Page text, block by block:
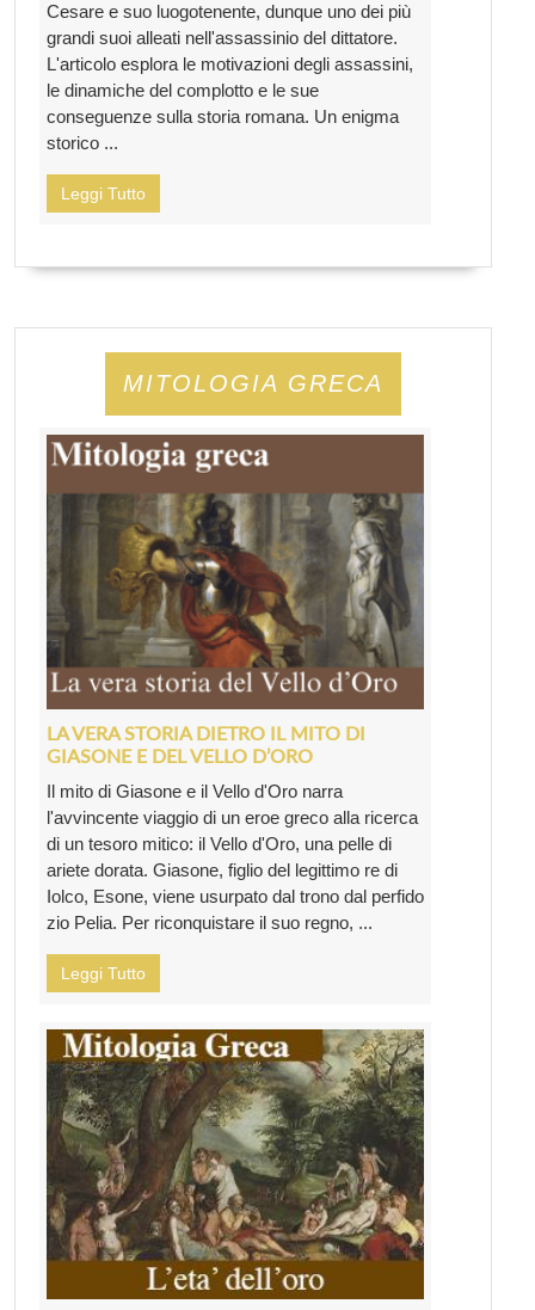
Cesare e suo luogotenente, dunque uno dei più
grandi suoi alleati nell'assassinio del dittatore.
L'articolo esplora le motivazioni degli assassini,
le dinamiche del complotto e le sue
conseguenze sulla storia romana. Un enigma
storico ...
Leggi Tutto
MITOLOGIA GRECA
LA VERA STORIA DIETRO IL MITO DI
GIASONE E DEL VELLO D’ORO
Il mito di Giasone e il Vello d'Oro narra
l'avvincente viaggio di un eroe greco alla ricerca
di un tesoro mitico: il Vello d'Oro, una pelle di
ariete dorata. Giasone, figlio del legittimo re di
Iolco, Esone, viene usurpato dal trono dal perfido
zio Pelia. Per riconquistare il suo regno, ...
Leggi Tutto